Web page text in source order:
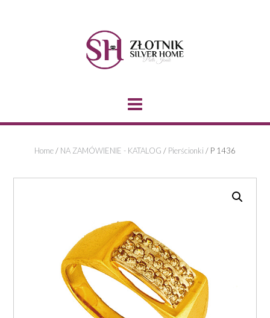
Home/ NA ZAMÓWIENIE - KATALOG / Pierścionki / P 1436